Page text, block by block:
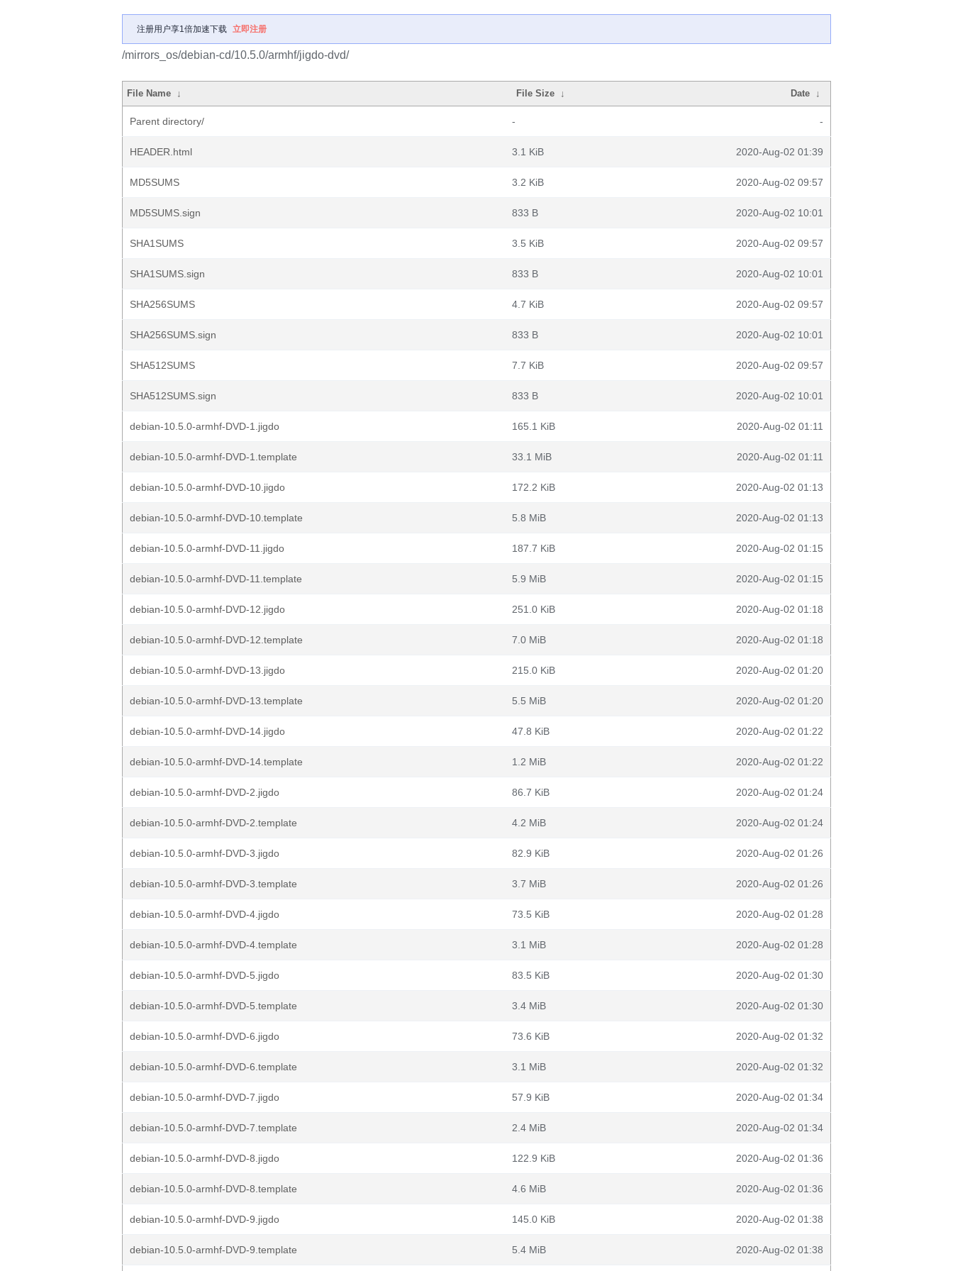
注册用户享1倍加速下载 立即注册
/mirrors_os/debian-cd/10.5.0/armhf/jigdo-dvd/
File Name ↓ File Size ↓ Date ↓
Parent directory/ - -
HEADER.html 3.1 KiB 2020-Aug-02 01:39
MD5SUMS 3.2 KiB 2020-Aug-02 09:57
MD5SUMS.sign 833 B 2020-Aug-02 10:01
SHA1SUMS 3.5 KiB 2020-Aug-02 09:57
SHA1SUMS.sign 833 B 2020-Aug-02 10:01
SHA256SUMS 4.7 KiB 2020-Aug-02 09:57
SHA256SUMS.sign 833 B 2020-Aug-02 10:01
SHA512SUMS 7.7 KiB 2020-Aug-02 09:57
SHA512SUMS.sign 833 B 2020-Aug-02 10:01
debian-10.5.0-armhf-DVD-1.jigdo 165.1 KiB 2020-Aug-02 01:11
debian-10.5.0-armhf-DVD-1.template 33.1 MiB 2020-Aug-02 01:11
debian-10.5.0-armhf-DVD-10.jigdo 172.2 KiB 2020-Aug-02 01:13
debian-10.5.0-armhf-DVD-10.template 5.8 MiB 2020-Aug-02 01:13
debian-10.5.0-armhf-DVD-11.jigdo 187.7 KiB 2020-Aug-02 01:15
debian-10.5.0-armhf-DVD-11.template 5.9 MiB 2020-Aug-02 01:15
debian-10.5.0-armhf-DVD-12.jigdo 251.0 KiB 2020-Aug-02 01:18
debian-10.5.0-armhf-DVD-12.template 7.0 MiB 2020-Aug-02 01:18
debian-10.5.0-armhf-DVD-13.jigdo 215.0 KiB 2020-Aug-02 01:20
debian-10.5.0-armhf-DVD-13.template 5.5 MiB 2020-Aug-02 01:20
debian-10.5.0-armhf-DVD-14.jigdo 47.8 KiB 2020-Aug-02 01:22
debian-10.5.0-armhf-DVD-14.template 1.2 MiB 2020-Aug-02 01:22
debian-10.5.0-armhf-DVD-2.jigdo 86.7 KiB 2020-Aug-02 01:24
debian-10.5.0-armhf-DVD-2.template 4.2 MiB 2020-Aug-02 01:24
debian-10.5.0-armhf-DVD-3.jigdo 82.9 KiB 2020-Aug-02 01:26
debian-10.5.0-armhf-DVD-3.template 3.7 MiB 2020-Aug-02 01:26
debian-10.5.0-armhf-DVD-4.jigdo 73.5 KiB 2020-Aug-02 01:28
debian-10.5.0-armhf-DVD-4.template 3.1 MiB 2020-Aug-02 01:28
debian-10.5.0-armhf-DVD-5.jigdo 83.5 KiB 2020-Aug-02 01:30
debian-10.5.0-armhf-DVD-5.template 3.4 MiB 2020-Aug-02 01:30
debian-10.5.0-armhf-DVD-6.jigdo 73.6 KiB 2020-Aug-02 01:32
debian-10.5.0-armhf-DVD-6.template 3.1 MiB 2020-Aug-02 01:32
debian-10.5.0-armhf-DVD-7.jigdo 57.9 KiB 2020-Aug-02 01:34
debian-10.5.0-armhf-DVD-7.template 2.4 MiB 2020-Aug-02 01:34
debian-10.5.0-armhf-DVD-8.jigdo 122.9 KiB 2020-Aug-02 01:36
debian-10.5.0-armhf-DVD-8.template 4.6 MiB 2020-Aug-02 01:36
debian-10.5.0-armhf-DVD-9.jigdo 145.0 KiB 2020-Aug-02 01:38
debian-10.5.0-armhf-DVD-9.template 5.4 MiB 2020-Aug-02 01:38